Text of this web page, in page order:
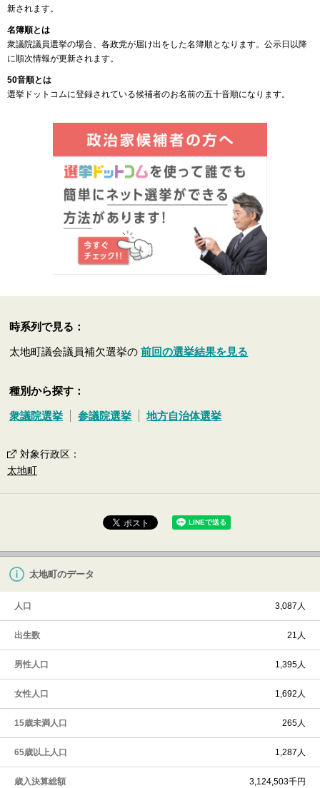
新されます。
名簿順とは
衆議院議員選挙の場合、各政党が届け出をした名簿順となります。公示日以降
に順次情報が更新されます。
50音順とは
選挙ドットコムに登録されている候補者のお名前の五十音順になります。
時系列で見る：
太地町議会議員補欠選挙の前回の選挙結果を見る
種別から探す：
衆議院選挙 参議院選挙 地方自治体選挙
対象行政区 ：
太地町
太地町のデータ
人口 3,087人
出生数 21人
男性人口 1,395人
女性人口 1,692人
15歳未満人口 265人
65歳以上人口 1,287人
歳入決算総額 3,124,503千円